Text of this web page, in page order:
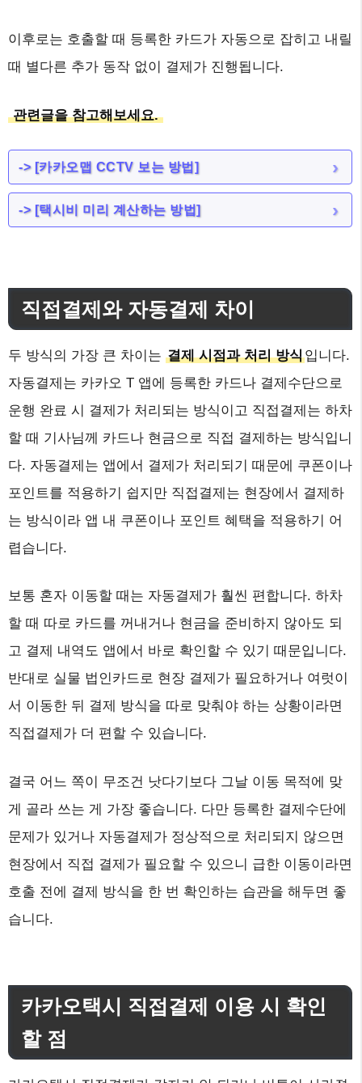
이후로는 호출할 때 등록한 카드가 자동으로 잡히고 내릴
때 별다른 추가 동작 없이 결제가 진행됩니다.
관련글을 참고해보세요.
-> [카카오맵 CCTV 보는 방법]
-> [택시비 미리 계산하는 방법]
직접결제와 자동결제 차이
두 방식의 가장 큰 차이는 결제 시점과 처리 방식입니다.
자동결제는 카카오 T 앱에 등록한 카드나 결제수단으로
운행 완료 시 결제가 처리되는 방식이고 직접결제는 하차
할 때 기사님께 카드나 현금으로 직접 결제하는 방식입니
다. 자동결제는 앱에서 결제가 처리되기 때문에 쿠폰이나
포인트를 적용하기 쉽지만 직접결제는 현장에서 결제하
는 방식이라 앱 내 쿠폰이나 포인트 혜택을 적용하기 어
렵습니다.
보통 혼자 이동할 때는 자동결제가 훨씬 편합니다. 하차
할 때 따로 카드를 꺼내거나 현금을 준비하지 않아도 되
고 결제 내역도 앱에서 바로 확인할 수 있기 때문입니다.
반대로 실물 법인카드로 현장 결제가 필요하거나 여럿이
서 이동한 뒤 결제 방식을 따로 맞춰야 하는 상황이라면
직접결제가 더 편할 수 있습니다.
결국 어느 쪽이 무조건 낫다기보다 그날 이동 목적에 맞
게 골라 쓰는 게 가장 좋습니다. 다만 등록한 결제수단에
문제가 있거나 자동결제가 정상적으로 처리되지 않으면
현장에서 직접 결제가 필요할 수 있으니 급한 이동이라면
호출 전에 결제 방식을 한 번 확인하는 습관을 해두면 좋
습니다.
카카오택시 직접결제 이용 시 확인
할 점